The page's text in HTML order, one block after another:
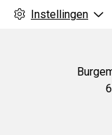
Instellingen